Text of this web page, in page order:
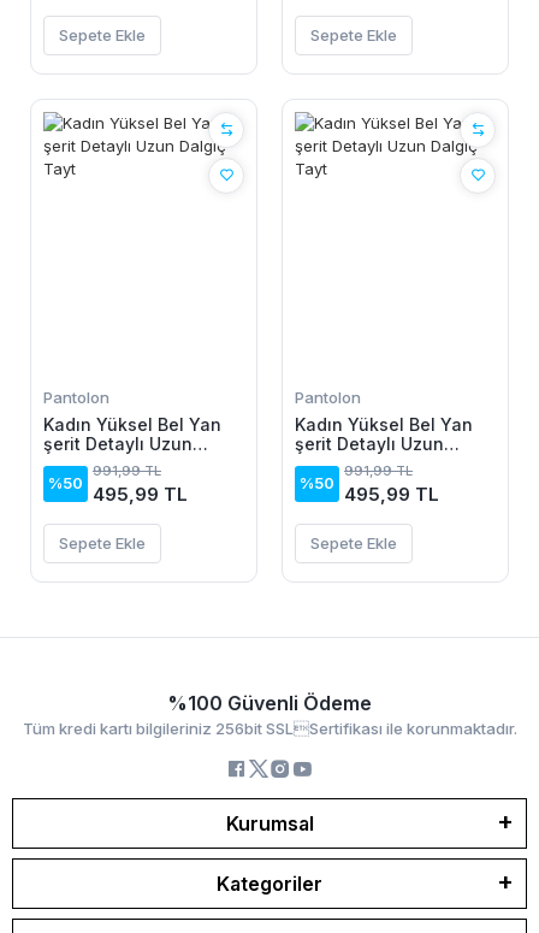
Sepete Ekle Sepete Ekle
Pantolon
Kadın Yüksel Bel Yan
şerit Detaylı Uzun
Dalgıç Tayt
%50
991,99 TL
495,99 TL
Sepete Ekle
Pantolon
Kadın Yüksel Bel Yan
şerit Detaylı Uzun
Dalgıç Tayt
%50
991,99 TL
495,99 TL
Sepete Ekle
%100 Güvenli Ödeme
Tüm kredi kartı bilgileriniz 256bit SSLSertifikası ile korunmaktadır.
Kurumsal
Kategoriler